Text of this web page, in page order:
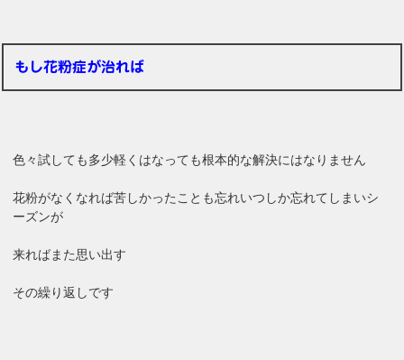
もし花粉症が治れば
色々試しても多少軽くはなっても根本的な解決にはなりません
花粉がなくなれば苦しかったことも忘れいつしか忘れてしまいシ
ーズンが
来ればまた思い出す
その繰り返しです